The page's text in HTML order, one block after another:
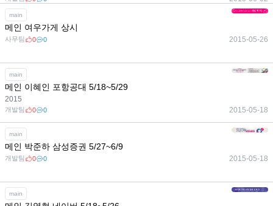
main
메인 여우가게 상시
사무팀 0 0 2015-05-26
main
메인 이혜인 포항공대 5/18~5/29
2015
개발팀 0 0 2015-05-18
main
메인 박준하 삼성증권 5/27~6/9
개발팀 0 0 2015-05-18
main